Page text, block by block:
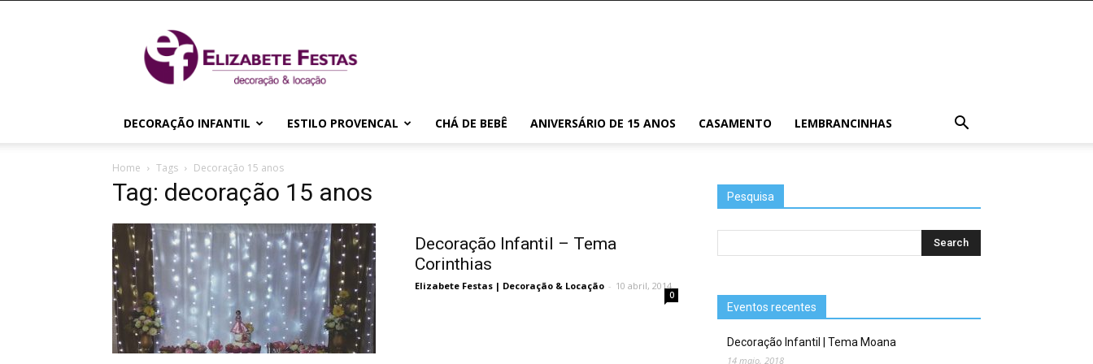
Elizabete
Festas
|
Decoração
Locação
DECORAÇÃO INFANTIL ESTILO PROVENCAL CHÁ DE BEBÊ ANIVERSÁRIO DE 15 ANOS CASAMENTO LEMBRANCINHAS
Home Tags Decoração 15 anos
Tag: decoração 15 anos
Decoração Infantil – Tema
Corinthias
Elizabete Festas | Decoração & Locação - 10 abril, 2014
0
Pesquisa
Eventos recentes
Decoração Infantil | Tema Moana
14 maio, 2018